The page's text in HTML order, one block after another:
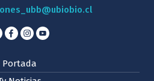
Portada